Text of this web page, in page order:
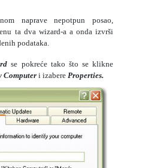
naprave nepotpun posao,
ta dva wizard-a a onda izvrši
podataka.
se pokreće tako što se klikne
Computer i izabere Properties.